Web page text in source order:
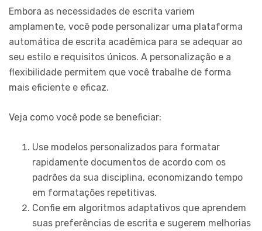
Embora as necessidades de escrita variem
amplamente, você pode personalizar uma plataforma
automática de escrita acadêmica para se adequar ao
seu estilo e requisitos únicos. A personalização e a
flexibilidade permitem que você trabalhe de forma
mais eficiente e eficaz.
Veja como você pode se beneficiar:
Use modelos personalizados para formatar
rapidamente documentos de acordo com os
padrões da sua disciplina, economizando tempo
em formatações repetitivas.
Confie em algoritmos adaptativos que aprendem
suas preferências de escrita e sugerem melhorias